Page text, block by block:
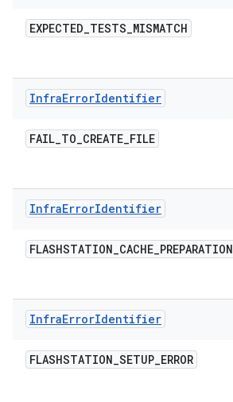
EXPECTED_TESTS_MISMATCH
InfraErrorIdentifier
FAIL_TO_CREATE_FILE
InfraErrorIdentifier
FLASHSTATION_CACHE_PREPARATION
InfraErrorIdentifier
FLASHSTATION_SETUP_ERROR